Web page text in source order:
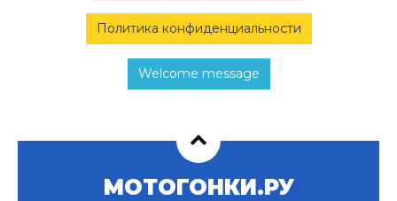
Политика конфиденциальности
Welcome message
МОТОГОНКИ.РУ